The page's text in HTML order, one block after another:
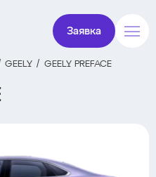
Заявка
GEELY GEELY PREFACE